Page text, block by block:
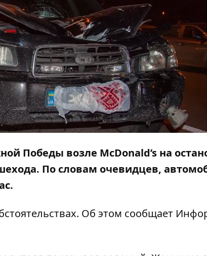
Победы возле McDonald’s на
По словам очевидцев,
Об этом сообщает